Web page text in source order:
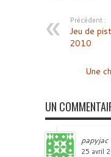
Précédent :
Jeu de
2010
Une
UN
papyjac
25 avril